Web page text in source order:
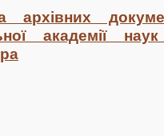
архівних
академії